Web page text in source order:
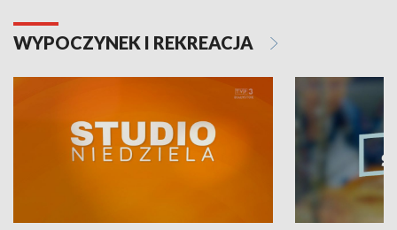
WYPOCZYNEK I REKREACJA